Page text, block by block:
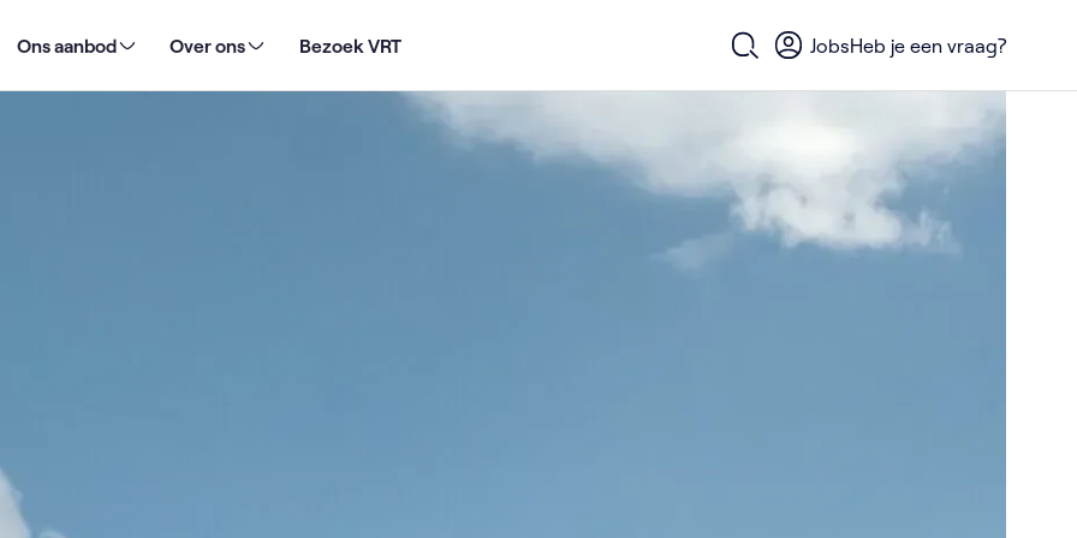
Ons aanbod Over ons Bezoek VRT
Open zoekformulier
JobsHeb je een vraag?
zomerse tips